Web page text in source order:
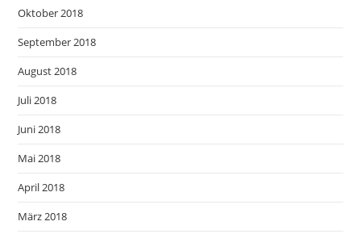
Oktober 2018
September 2018
August 2018
Juli 2018
Juni 2018
Mai 2018
April 2018
März 2018